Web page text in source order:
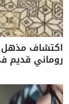
اكتشاف مذهل
روماني قديم